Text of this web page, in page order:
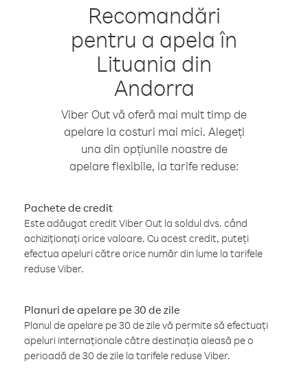
Recomandări
pentru a apela în
Lituania din
Andorra
Viber Out vă oferă mai mult timp de
apelare la costuri mai mici. Alegeți
una din opțiunile noastre de
apelare flexibile, la tarife reduse:
Pachete de credit
Este adăugat credit Viber Out la soldul dvs. când
achiziționați orice valoare. Cu acest credit, puteți
efectua apeluri către orice număr din lume la tarifele
reduse Viber.
Planuri de apelare pe 30 de zile
Planul de apelare pe 30 de zile vă permite să efectuați
apeluri internaționale către destinația aleasă pe o
perioadă de 30 de zile la tarifele reduse Viber.